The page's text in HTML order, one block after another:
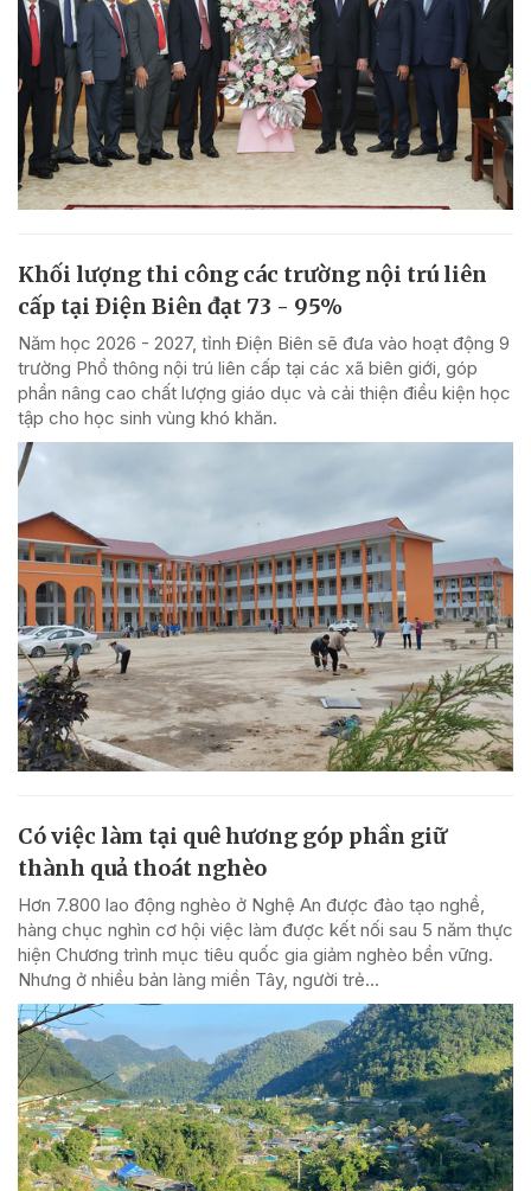
Khối lượng thi công các trường nội trú liên
cấp tại Điện Biên đạt 73 - 95%
Năm học 2026 - 2027, tỉnh Điện Biên sẽ đưa vào hoạt động 9
trường Phổ thông nội trú liên cấp tại các xã biên giới, góp
phần nâng cao chất lượng giáo dục và cải thiện điều kiện học
tập cho học sinh vùng khó khăn.
Có việc làm tại quê hương góp phần giữ
thành quả thoát nghèo
Hơn 7.800 lao động nghèo ở Nghệ An được đào tạo nghề,
hàng chục nghìn cơ hội việc làm được kết nối sau 5 năm thực
hiện Chương trình mục tiêu quốc gia giảm nghèo bền vững.
Nhưng ở nhiều bản làng miền Tây, người trẻ...